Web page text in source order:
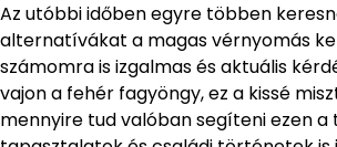
Az utóbbi időben egyre többen
alternatívákat a magas vérnyomás
számomra is izgalmas és aktuális
vajon a fehér fagyöngy, ez a kissé
mennyire tud valóban segíteni ezen a